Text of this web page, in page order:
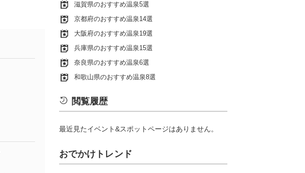
滋賀県のおすすめ温泉5選
京都府のおすすめ温泉14選
大阪府のおすすめ温泉19選
兵庫県のおすすめ温泉15選
奈良県のおすすめ温泉6選
和歌山県のおすすめ温泉8選
閲覧履歴
最近見たイベント&スポットページはありません。
おでかけトレンド